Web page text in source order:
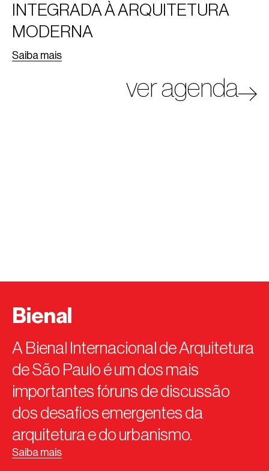
INTEGRADA À ARQUITETURA
MODERNA
Saiba mais
ver agenda
Bienal
A Bienal Internacional de Arquitetura
de São Paulo é um dos mais
importantes fóruns de discussão
dos desafios emergentes da
arquitetura e do urbanismo.
Saiba mais